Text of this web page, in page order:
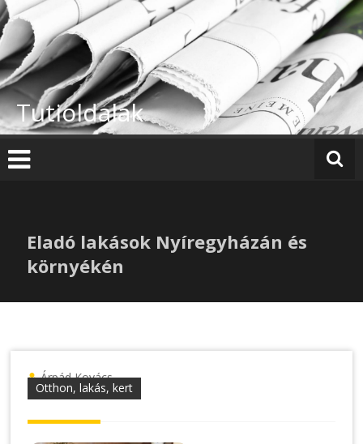
Skip
to
content
Tutioldalak
Eladó lakások Nyíregyházán és
környékén
Otthon, lakás, kert
Árpád Kovács